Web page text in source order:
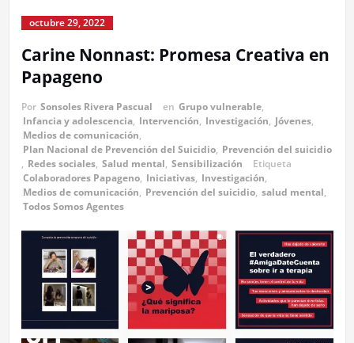
octubre 29, 2022
Carine Nonnast: Promesa Creativa en
Papageno
Por Sonsoles Rivera Pascual en Grupo vulnerable,
Infancia y adolescencia, Intervención, Investigación, Jóvenes,
Medios de comunicación,
Plan Nacional de Prevención del Suicidio, Prevención del suicidio
, Redes sociales, Salud mental, Sensibilización
Etiqueta
Colaboradores Papageno, Iniciativas, Investigación,
Medios de comunicación, Prevención del suicidio, salud mental,
Todos Somos Agentes